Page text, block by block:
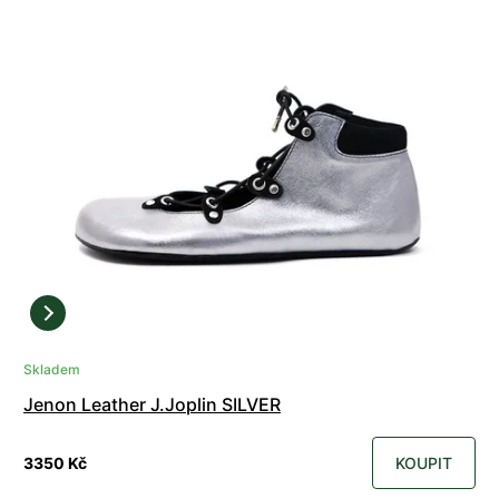
Skladem
Jenon Leather J.Joplin SILVER
3350 Kč KOUPIT